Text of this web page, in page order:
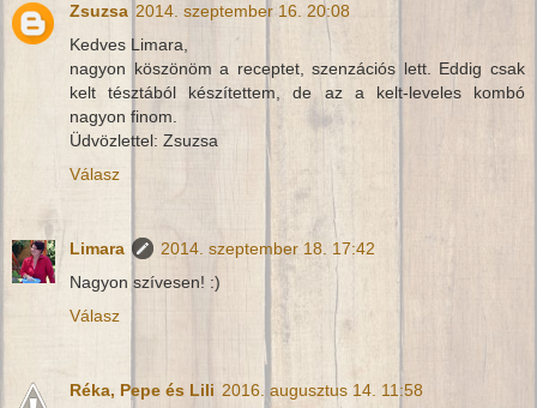
Zsuzsa 2014. szeptember 16. 20:08
Kedves Limara,
nagyon köszönöm a receptet, szenzációs lett. Eddig csak
kelt tésztából készítettem, de az a kelt-leveles kombó
nagyon finom.
Üdvözlettel: Zsuzsa
Válasz
Limara
2014. szeptember 18. 17:42
Nagyon szívesen! :)
Válasz
Réka, Pepe és Lili 2016. augusztus 14. 11:58